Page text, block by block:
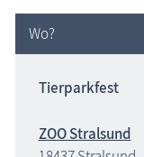
Veranstaltungen
Wo?
Tierparkfest
ZOO Stralsund